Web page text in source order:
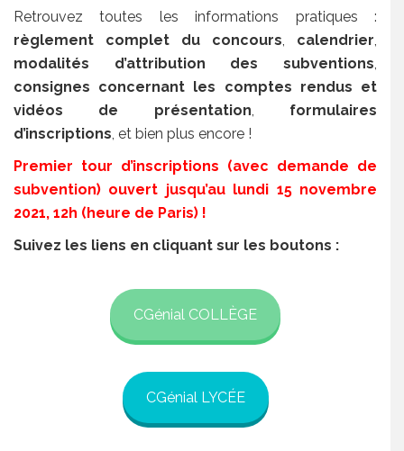
Retrouvez toutes les informations pratiques :
règlement complet du concours, calendrier,
modalités d’attribution des subventions,
consignes concernant les comptes rendus et
vidéos de présentation, formulaires
d’inscriptions, et bien plus encore !
Premier tour d’inscriptions (avec demande de
subvention) ouvert jusqu’au lundi 15 novembre
2021, 12h (heure de Paris) !
Suivez les liens en cliquant sur les boutons :
CGénial COLLÈGE
CGénial LYCÉE